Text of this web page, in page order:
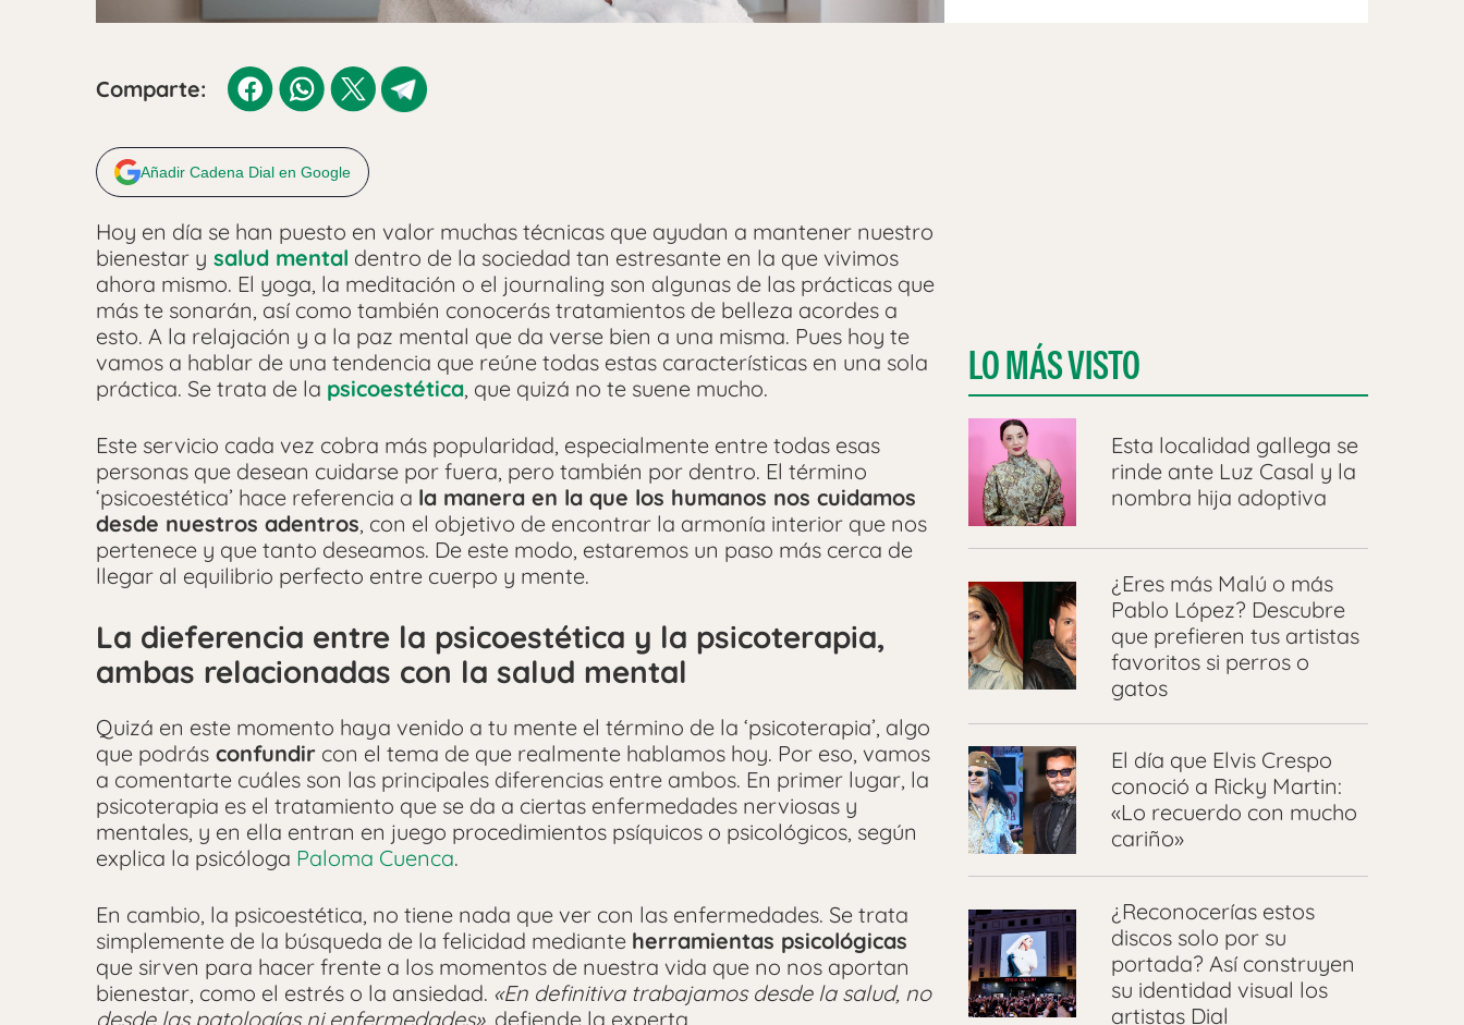
Comparte:
Añadir Cadena Dial en Google
Hoy en día se han puesto en valor muchas técnicas que ayudan a mantener nuestro
bienestar y salud mental dentro de la sociedad tan estresante en la que vivimos
ahora mismo. El yoga, la meditación o el journaling son algunas de las prácticas que
más te sonarán, así como también conocerás tratamientos de belleza acordes a
esto. A la relajación y a la paz mental que da verse bien a una misma. Pues hoy te
vamos a hablar de una tendencia que reúne todas estas características en una sola
práctica. Se trata de la psicoestética, que quizá no te suene mucho.
Este servicio cada vez cobra más popularidad, especialmente entre todas esas
personas que desean cuidarse por fuera, pero también por dentro. El término
‘psicoestética’ hace referencia a la manera en la que los humanos nos cuidamos
desde nuestros adentros, con el objetivo de encontrar la armonía interior que nos
pertenece y que tanto deseamos. De este modo, estaremos un paso más cerca de
llegar al equilibrio perfecto entre cuerpo y mente.
La dieferencia entre la psicoestética y la psicoterapia,
ambas relacionadas con la salud mental
Quizá en este momento haya venido a tu mente el término de la ‘psicoterapia’, algo
que podrás confundir con el tema de que realmente hablamos hoy. Por eso, vamos
a comentarte cuáles son las principales diferencias entre ambos. En primer lugar, la
psicoterapia es el tratamiento que se da a ciertas enfermedades nerviosas y
mentales, y en ella entran en juego procedimientos psíquicos o psicológicos, según
explica la psicóloga Paloma Cuenca.
En cambio, la psicoestética, no tiene nada que ver con las enfermedades. Se trata
simplemente de la búsqueda de la felicidad mediante herramientas psicológicas
que sirven para hacer frente a los momentos de nuestra vida que no nos aportan
bienestar, como el estrés o la ansiedad. «En definitiva trabajamos desde la salud, no
desde las patologías ni enfermedades», defiende la experta.
LO MÁS VISTO
Esta localidad gallega se
rinde ante Luz Casal y la
nombra hija adoptiva
¿Eres más Malú o más
Pablo López? Descubre
que prefieren tus artistas
favoritos si perros o
gatos
El día que Elvis Crespo
conoció a Ricky Martin:
«Lo recuerdo con mucho
cariño»
¿Reconocerías estos
discos solo por su
portada? Así construyen
su identidad visual los
artistas Dial